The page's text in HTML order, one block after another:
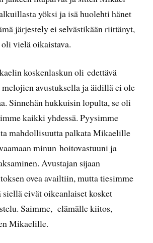
yöksi ja isä huolehti hänet
järjestely ei selvästikään riittänyt,
vielä oikaistava.
koskenlaskun oli edettävä
avustuksella ja äidillä ei ole
Sinnehän hukkuisin lopulta, se oli
kaikki yhdessä. Pyysimme
mahdollisuutta palkata Mikaelille
minun hoitovastuuni ja
Avustajan sijaan
ovea availtiin, mutta tiesimme
eivät oikeanlaiset kosket
Saimme, elämälle kiitos,
Mikaelille.